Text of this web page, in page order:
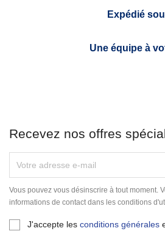
Expédié
Une équipe à
Recevez nos offres
Vous pouvez vous désinscrire à tout moment.
informations de contact dans les conditions
J'accepte les conditions générales